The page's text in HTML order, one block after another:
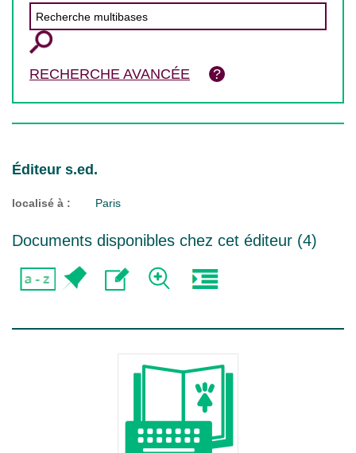
RECHERCHE AVANCÉE
Éditeur s.ed.
localisé à : Paris
Documents disponibles chez cet éditeur (4)